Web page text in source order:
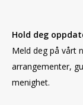
Hold deg
Meld deg på vårt
arrangementer,
menighet.